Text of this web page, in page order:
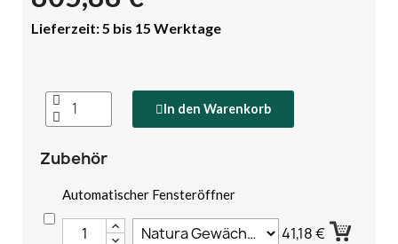
Lieferzeit: 5 bis 15 Werktage
In den Warenkorb
Zubehör
Automatischer Fensteröffner
41,18 €